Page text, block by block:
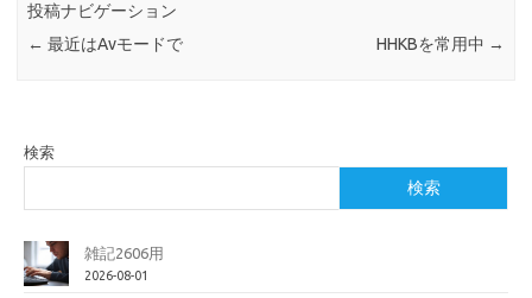
投稿ナビゲーション
← 最近はAvモードで HHKBを常用中 →
検索
検索
雑記2606用
2026-08-01